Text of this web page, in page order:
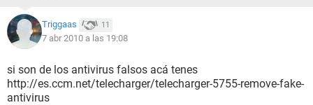
Triggaas 11
7 abr 2010 a las 19:08
si son de los antivirus falsos acá tenes
http://es.ccm.net/telecharger/telecharger-5755-remove-fake-
antivirus